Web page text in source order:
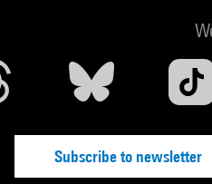
Subscribe to newsletter